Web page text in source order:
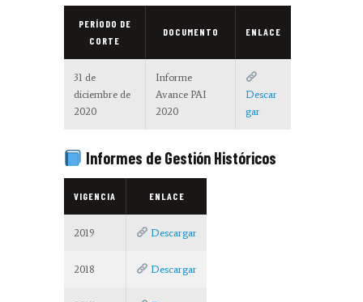
PERÍODO DE
CORTE
DOCUMENTO ENLACE
31 de
diciembre de
2020
Informe
Avance PAI
2020
Descar
gar
Informes de Gestión Históricos
VIGENCIA ENLACE
2019 Descargar
2018 Descargar